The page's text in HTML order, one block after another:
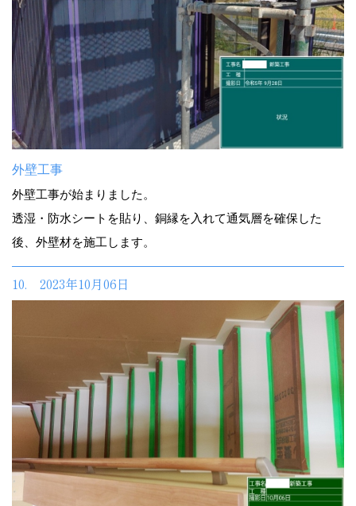
外壁工事
外壁工事が始まりました。
透湿・防水シートを貼り、銅縁を入れて通気層を確保した
後、外壁材を施工します。
10. 2023年10月06日